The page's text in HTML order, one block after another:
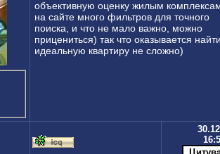
объективную оценку жилым
на сайте много фильтров для точного
поиска, и что не мало важно, можно
прицениться) так что оказывается
идеальную квартиру не сложно)